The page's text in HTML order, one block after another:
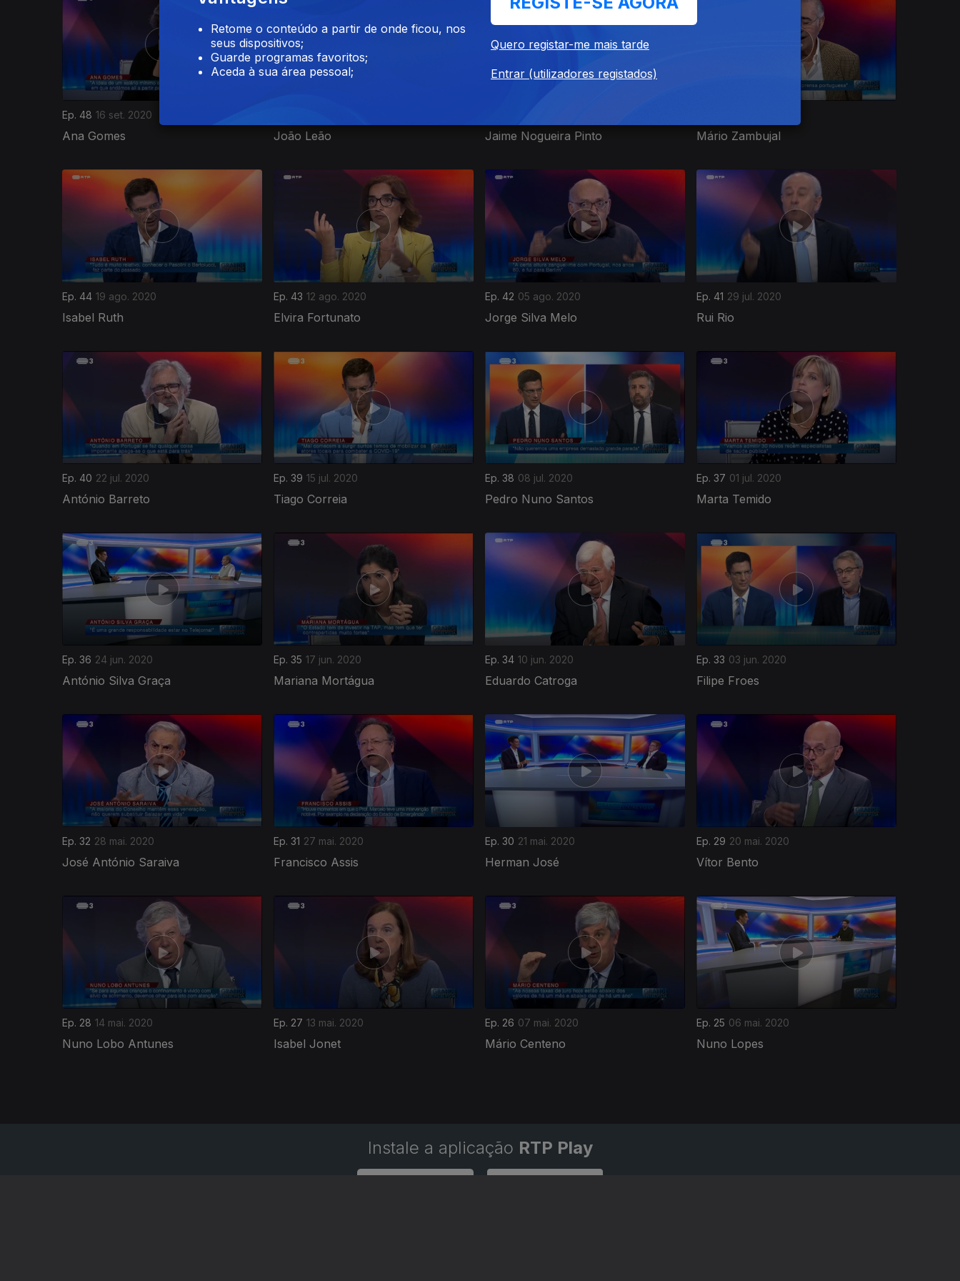
Ep. 48 16 set. 2020
Ana Gomes João Leão Jaime Nogueira Pinto Mário Zambujal
Ep. 44 19 ago. 2020
Isabel Ruth
Ep. 43 12 ago. 2020
Elvira Fortunato
Ep. 42 05 ago. 2020
Jorge Silva Melo
Ep. 41 29 jul. 2020
Rui Rio
Ep. 40 22 jul. 2020
António Barreto
Ep. 39 15 jul. 2020
Tiago Correia
Ep. 38 08 jul. 2020
Pedro Nuno Santos
Ep. 37 01 jul. 2020
Marta Temido
481334
Ep. 36 24 jun. 2020
António Silva Graça
Ep. 35 17 jun. 2020
Mariana Mortágua
Ep. 34 10 jun. 2020
Eduardo Catroga
Ep. 33 03 jun. 2020
Filipe Froes
Ep. 32 28 mai. 2020
José António Saraiva
Ep. 31 27 mai. 2020
Francisco Assis
Ep. 30 21 mai. 2020
Herman José
Ep. 29 20 mai. 2020
Vítor Bento
Ep. 28 14 mai. 2020
Nuno Lobo Antunes
Ep. 27 13 mai. 2020
Isabel Jonet
Ep. 26 07 mai. 2020
Mário Centeno
Ep. 25 06 mai. 2020
Nuno Lopes
471007
Instale a aplicação RTP Play
Retome o conteúdo a partir de onde ficou, nos
seus dispositivos;
Guarde programas favoritos;
Aceda à sua área pessoal;
Quero registar-me mais tarde
Entrar (utilizadores registados)